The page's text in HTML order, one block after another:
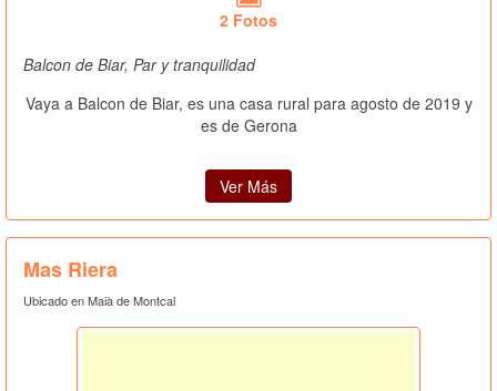
2 Fotos
Balcon de Biar, Par y tranquilidad
Vaya a Balcon de Biar, es una casa rural para agosto de 2019 y
es de Gerona
Ver Más
Mas Riera
Ubicado en Maià de Montcal